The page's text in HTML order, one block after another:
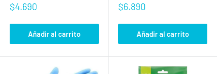
Precio
venta
$4.690
Añadir al carrito
Precio
venta
$6.890
Añadir al carrito